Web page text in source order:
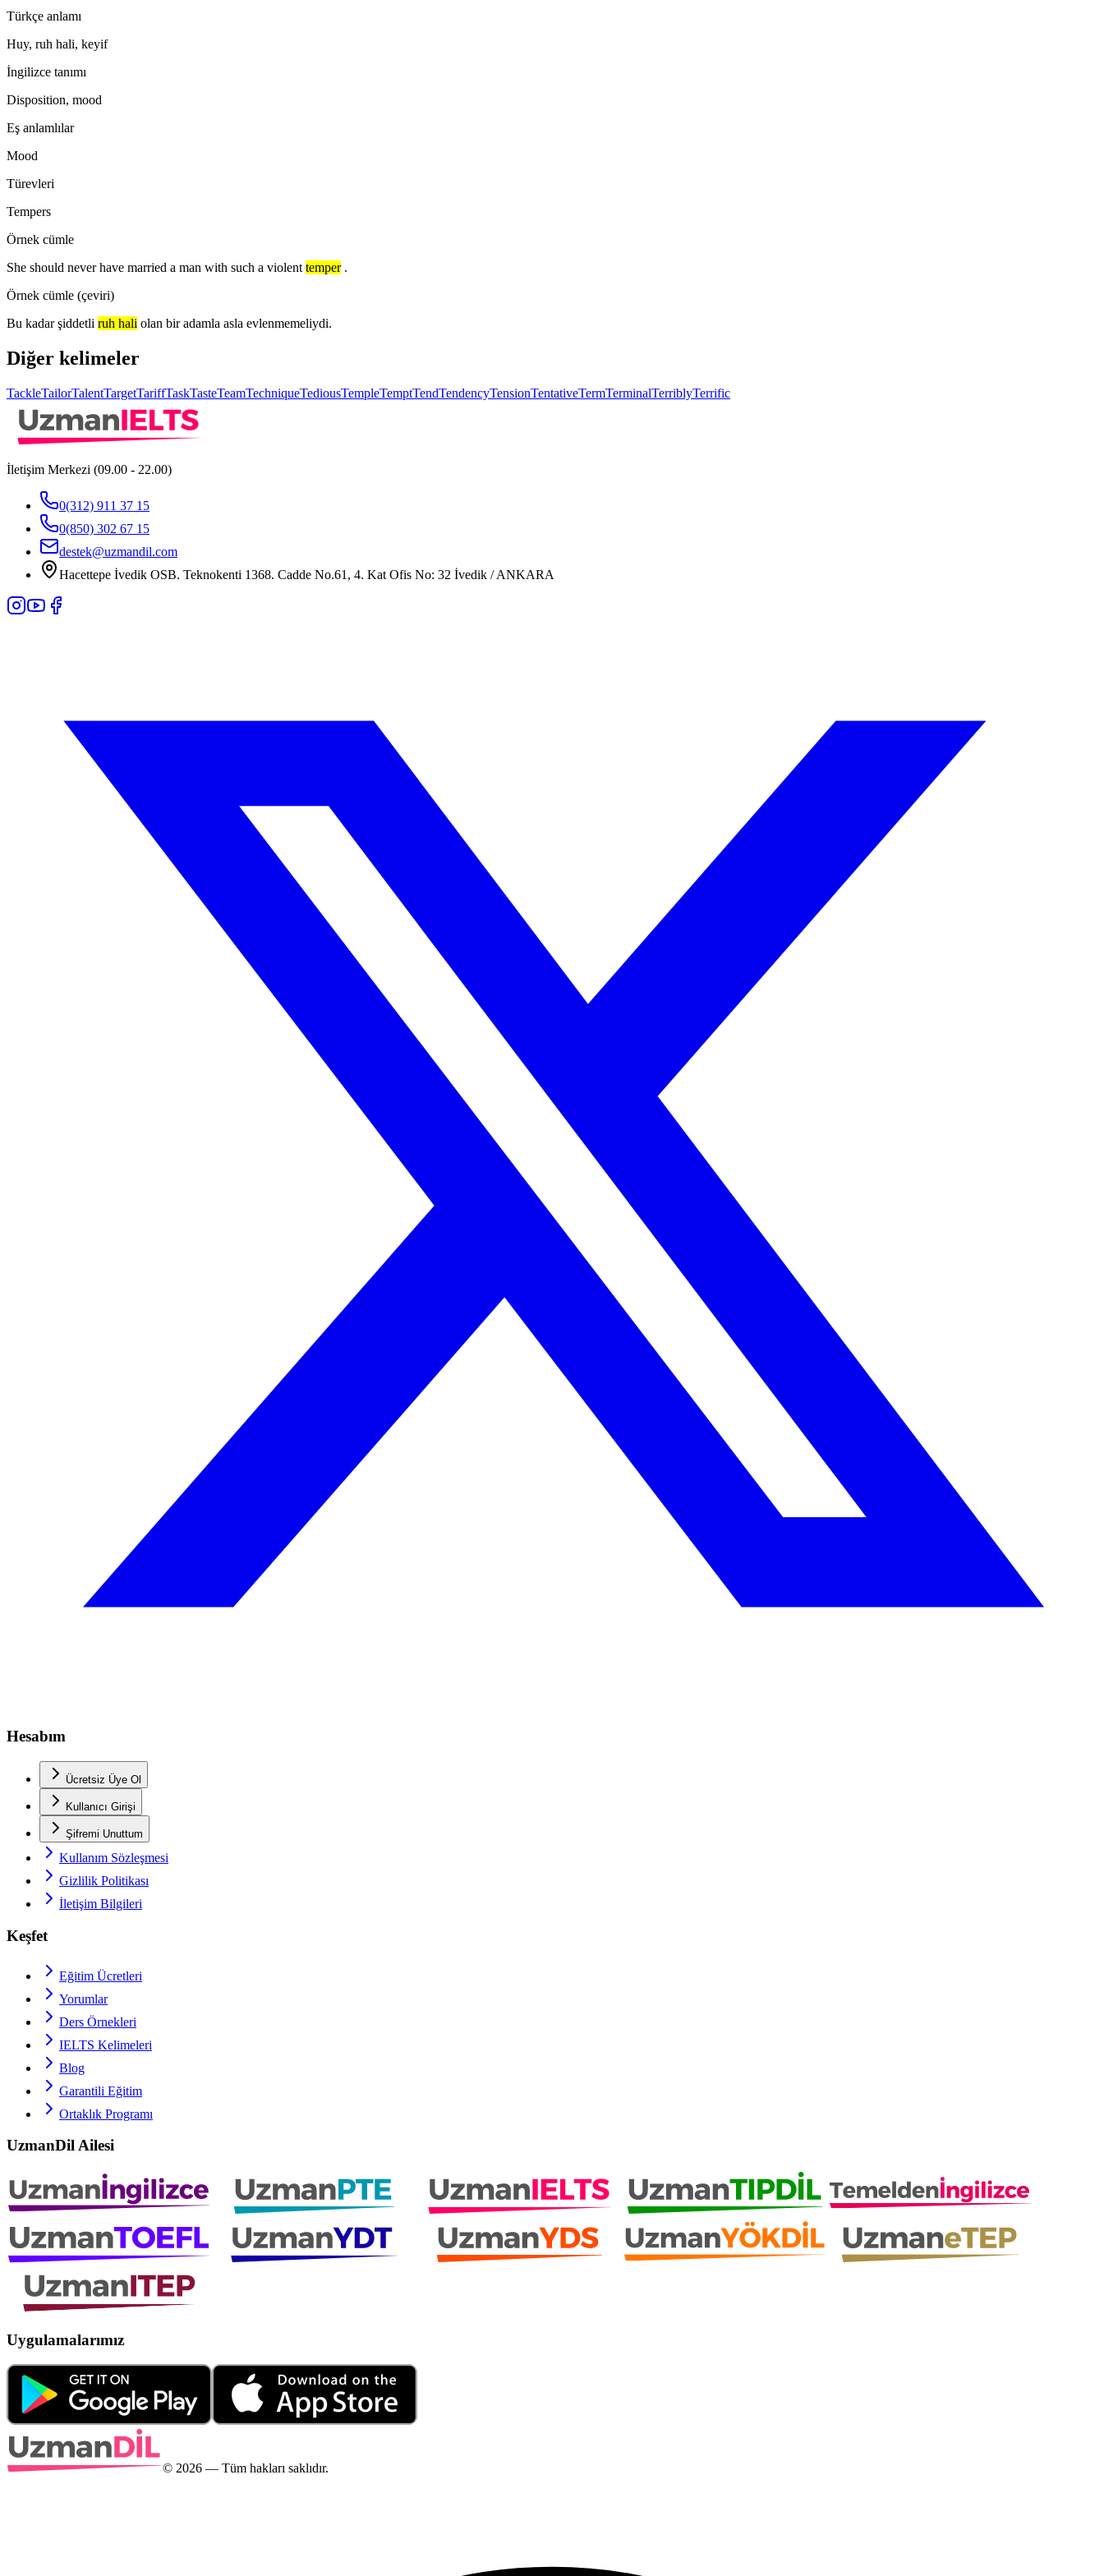
Türkçe anlamı
Huy, ruh hali, keyif
İngilizce tanımı
Disposition, mood
Eş anlamlılar
Mood
Türevleri
Tempers
Örnek cümle
She should never have married a man with such a violent temper .
Örnek cümle (çeviri)
Bu kadar şiddetli ruh hali olan bir adamla asla evlenmemeliydi.
Diğer kelimeler
TackleTailorTalentTargetTariffTaskTasteTeamTechniqueTediousTempleTemptTendTendencyTensionTentativeTermTerminalTerriblyTerrific
İletişim Merkezi (09.00 - 22.00)
0(312) 911 37 15
0(850) 302 67 15
destek@uzmandil.com
Hacettepe İvedik OSB. Teknokenti 1368. Cadde No.61, 4. Kat Ofis No: 32 İvedik / ANKARA
Hesabım
Ücretsiz Üye Ol
Kullanıcı Girişi
Şifremi Unuttum
Kullanım Sözleşmesi
Gizlilik Politikası
İletişim Bilgileri
Keşfet
Eğitim Ücretleri
Yorumlar
Ders Örnekleri
IELTS Kelimeleri
Blog
Garantili Eğitim
Ortaklık Programı
UzmanDil Ailesi
Uygulamalarımız
© 2026 — Tüm hakları saklıdır.